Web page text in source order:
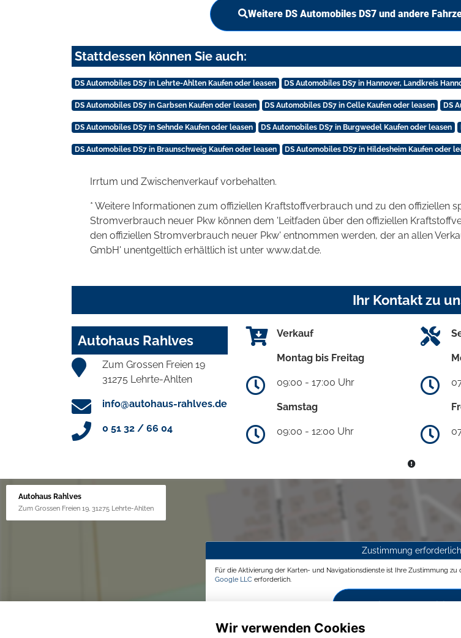
Weitere DS Automobiles DS7 und andere
Stattdessen können Sie auch:
DS Automobiles DS7 in Lehrte-Ahlten Kaufen oder leasen DS Automobiles DS7 in Hannover, Landkreis
DS Automobiles DS7 in Garbsen Kaufen oder leasen DS Automobiles DS7 in Celle Kaufen oder leasen DS
DS Automobiles DS7 in Sehnde Kaufen oder leasen DS Automobiles DS7 in Burgwedel Kaufen oder leasen
DS Automobiles DS7 in Braunschweig Kaufen oder leasen DS Automobiles DS7 in Hildesheim Kaufen oder
Irrtum und Zwischenverkauf vorbehalten.
* Weitere Informationen zum offiziellen Kraftstoffverbrauch und zu den offiziellen
Stromverbrauch neuer Pkw können dem 'Leitfaden über den offiziellen
den offiziellen Stromverbrauch neuer Pkw' entnommen werden, der an allen
GmbH' unentgeltlich erhältlich ist unter www.dat.de.
Ihr Kontakt zu
Autohaus Rahlves
Zum Grossen Freien 19
31275 Lehrte-Ahlten
info@autohaus-rahlves.de
0 51 32 / 66 04
Verkauf
Montag bis Freitag
09:00 - 17:00 Uhr
Samstag
09:00 - 12:00 Uhr
Autohaus Rahlves
Zum Grossen Freien 19, 31275 Lehrte-Ahlten
Zustimmung erforderlich
Für die Aktivierung der Karten- und Navigationsdienste ist Ihre Zustimmung zu
Google LLC erforderlich.
Wir verwenden Cookies